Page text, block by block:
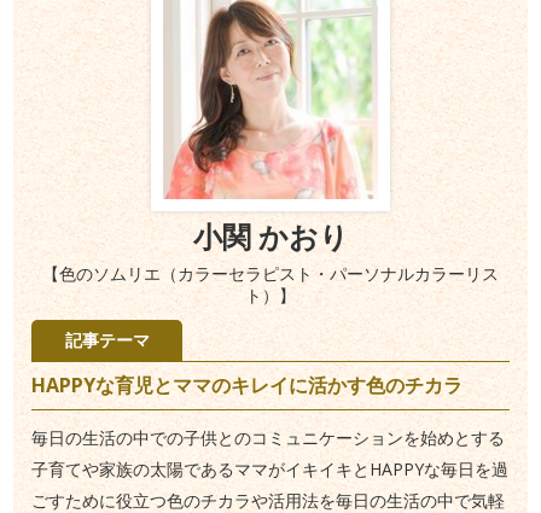
小関 かおり
【色のソムリエ（カラーセラピスト・パーソナルカラーリス
ト）】
記事テーマ
HAPPYな育児とママのキレイに活かす色のチカラ
毎日の生活の中での子供とのコミュニケーションを始めとする
子育てや家族の太陽であるママがイキイキとHAPPYな毎日を過
ごすために役立つ色のチカラや活用法を毎日の生活の中で気軽